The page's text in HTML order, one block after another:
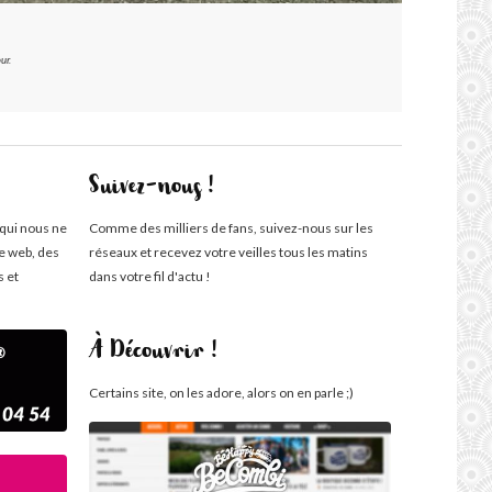
nous ne
web, des
et
Suivez-nous !
Comme des milliers de fans, suivez-nous sur les
réseaux et recevez votre veilles tous les matins
dans votre fil d'actu !
À Découvrir !
Certains site, on les adore, alors on en parle ;)